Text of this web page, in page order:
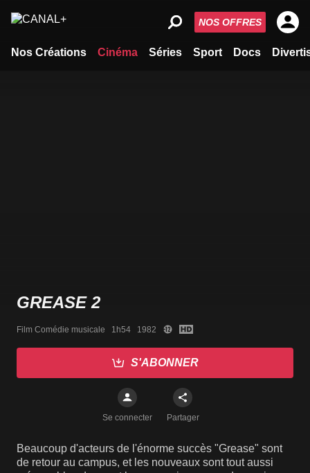
Nos Créations Cinéma Séries Sport Docs
NOS OFFRES
GREASE 2
Film Comédie musicale   1h54   1982
S'ABONNER
Se connecter Partager
Beaucoup d'acteurs de l'énorme succès "Grease" sont
de retour au campus, et les nouveaux sont tout aussi